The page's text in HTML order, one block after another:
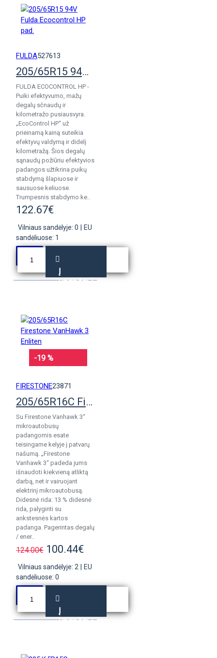
FULDA527613
205/65R15 94V Fulda Ecocontrol HP pad.
FULDA ECOCONTROL HP -
Puiki efektyvumo, mažų
degalų sčnaudų ir
kilometražo pusiausvyra.
„EcoControl HP“ už
prieinamą kainą suteikia
efektyvų valdymą ir didelį
kilometražą. Šios degalų
sąnaudų požiūriu efektyvios
padangos užtikrina puikų
stabdymą šlapiuose ir
sausuose keliuose.
Trumpesnis stabdymo ke..
122.67€
Vilniaus sandėlyje: 0
EU
sandėliuose: 1
Į
KREPŠELĮ
-19 %
FIRESTONE23871
205/65R16C Firestone VanHawk 3 Enliten
Su Firestone Vanhawk 3“
mikroautobusų
padangomis esate
teisingame kelyje į patvarų
našumą. „Firestone
Vanhawk 3“ padeda jums
išnaudoti kiekvieną atliktą
darbą, net ir vairuojant
elektrinį mikroautobusą.
Didesnė rida: 13 % didesnė
rida, palyginti su
ankstesnės kartos
padanga. Pagerintas degalų
/ ener..
124.00€ 100.44€
Vilniaus sandėlyje: 2
EU
sandėliuose: 0
Į
KREPŠELĮ